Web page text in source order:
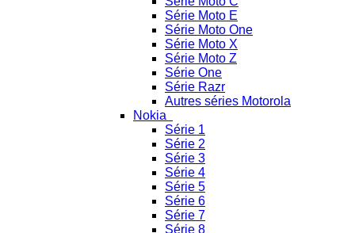
Série Moto E
Série Moto One
Série Moto X
Série Moto Z
Série One
Série Razr
Autres séries Motorola
Nokia
Série 1
Série 2
Série 3
Série 4
Série 5
Série 6
Série 7
Série 8